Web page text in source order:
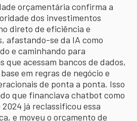
orçamentária confirma a
dos investimentos
direto de eficiência e
afastando-se da IA como
e caminhando para
que acessam bancos de dados,
em regras de negócio e
de ponta a ponta. Isso
que financiava chatbot como
já reclassificou essa
e moveu o orçamento de